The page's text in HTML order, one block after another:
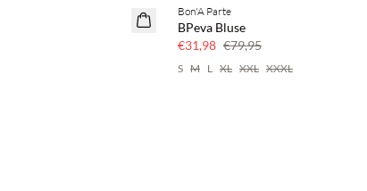
60 % Rabatt
Bon'A Parte
BPeva Bluse
€31,98 €79,95
S M L XL XXL XXXL